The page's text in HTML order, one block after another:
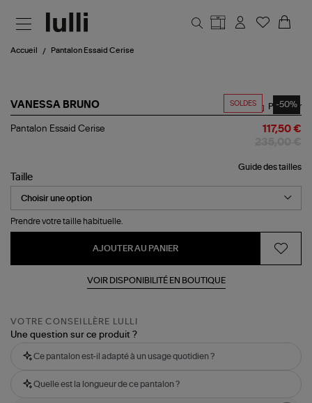
Accueil Pantalon Essaid Cerise
SOLDES -50%
VANESSA BRUNO
Pantalon
Partager
Pantalon Essaid Cerise 117,50 €
Guide des tailles
Taille
Prendre votre taille habituelle.
AJOUTER AU PANIER
VOIR DISPONIBILITÉ EN BOUTIQUE
VOTRE CONSEILLÈRE LULLI
Une question sur ce produit ?
Ce pantalon est-il adapté à un usage quotidien ?
Quelle est la longueur de ce pantalon ?